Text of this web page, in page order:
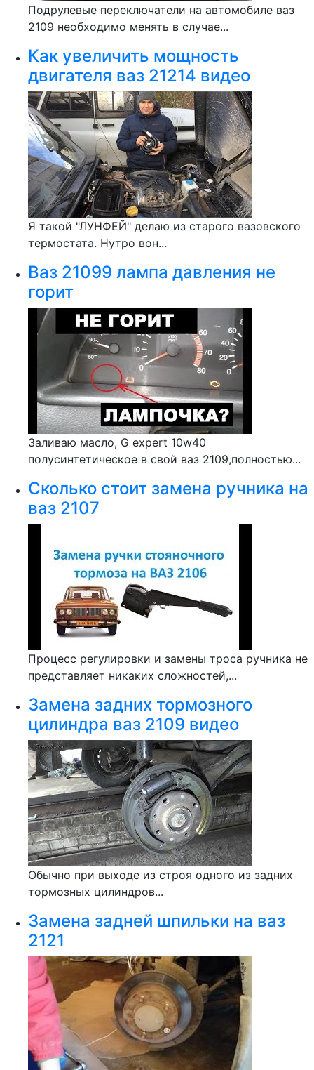
Подрулевые переключатели на автомобиле ваз
2109 необходимо менять в случае...
Как увеличить мощность
двигателя ваз 21214 видео
Я такой "ЛУНФЕЙ" делаю из старого вазовского
термостата. Нутро вон...
Ваз 21099 лампа давления не
горит
Заливаю масло, G expert 10w40
полусинтетическое в свой ваз 2109,полностью...
Сколько стоит замена ручника на
ваз 2107
Процесс регулировки и замены троса ручника не
представляет никаких сложностей,...
Замена задних тормозного
цилиндра ваз 2109 видео
Обычно при выходе из строя одного из задних
тормозных цилиндров...
Замена задней шпильки на ваз
2121